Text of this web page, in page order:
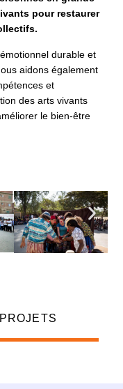
pour restaurer
durable et
aidons également
et
des arts vivants
le bien-être